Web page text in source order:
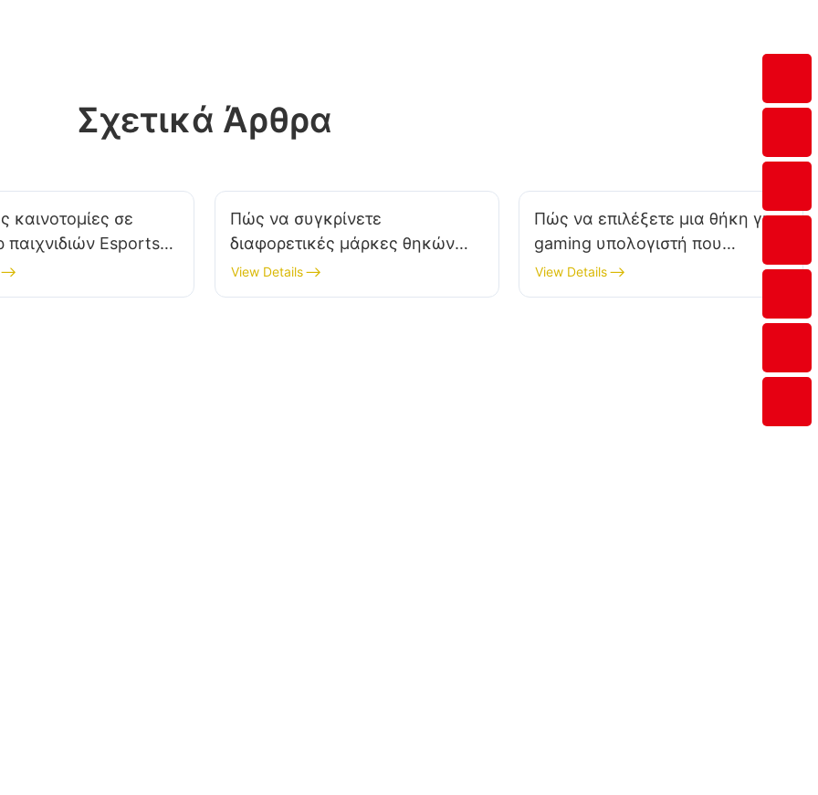
Σχετικά Άρθρα
καινοτομίες σε
παιχνιδιών Esports
που πρέπει να
Πώς να συγκρίνετε
διαφορετικές μάρκες θηκών
για υπολογιστές gaming για
αξιόπιστη επιλογή;
View Details
Πώς να επιλέξετε μια θήκη για
gaming υπολογιστή που
ταιριάζει με τη διάταξη του
γραφείου σας;
View Details